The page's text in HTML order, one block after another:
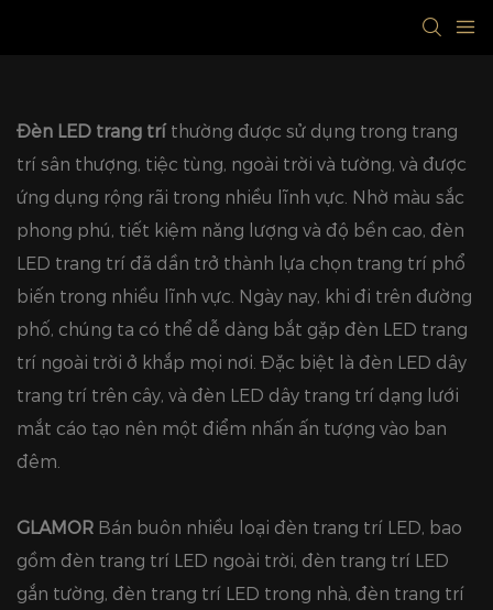
Đèn LED trang tríthường được sử dụng trong trang
trí sân thượng, tiệc tùng, ngoài trời và tường, và được
ứng dụng rộng rãi trong nhiều lĩnh vực. Nhờ màu sắc
phong phú, tiết kiệm năng lượng và độ bền cao, đèn
LED trang trí đã dần trở thành lựa chọn trang trí phổ
biến trong nhiều lĩnh vực. Ngày nay, khi đi trên đường
phố, chúng ta có thể dễ dàng bắt gặp đèn LED trang
trí ngoài trời ở khắp mọi nơi. Đặc biệt là đèn LED dây
trang trí trên cây, và đèn LED dây trang trí dạng lưới
mắt cáo tạo nên một điểm nhấn ấn tượng vào ban
đêm.
GLAMOR Bán buôn nhiều loại đèn trang trí LED, bao
gồm đèn trang trí LED ngoài trời, đèn trang trí LED
gắn tường, đèn trang trí LED trong nhà, đèn trang trí